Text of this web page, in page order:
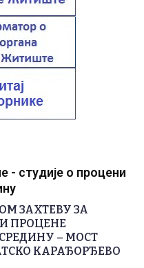
- студије о процени
ЗАХТЕВУ ЗА
ПРОЦЕНЕ
– МОСТ
КАРАЂОРЂЕВО